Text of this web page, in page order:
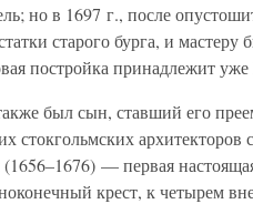
но в 1697 г., после
старого бурга, и
постройка принадлежит
был сын, ставший его
стокгольмских архитекторов
— первая
крест, к четырем